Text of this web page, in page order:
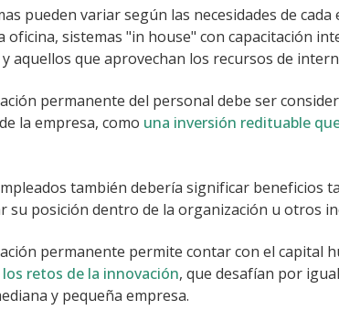
pueden variar según las necesidades de cada
oficina, sistemas "in house" con capacitación
aquellos que aprovechan los recursos de
permanente del personal debe ser
la empresa, como una inversión redituable
también debería significar beneficios
su posición dentro de la organización u otros
permanente permite contar con el capital
los retos de la innovación, que desafían por
y pequeña empresa.